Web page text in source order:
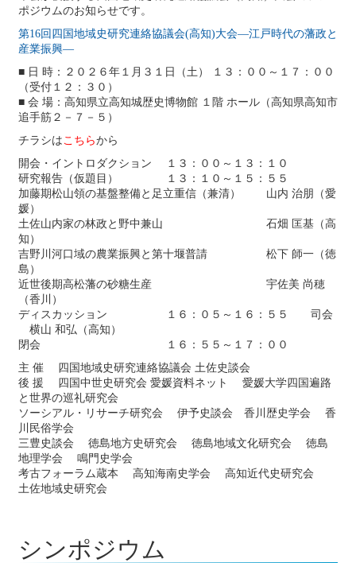
ポジウムのお知らせです。
第16回四国地域史研究連絡協議会(高知)大会―江戸時代の藩政と
産業振興―
■ 日 時：２０２６年１月３１日（土） １３：００～１７：００
（受付１２：３０）
■ 会 場：高知県立高知城歴史博物館 １階 ホール（高知県高知市
追手筋２－７－５）
チラシはこちらから
開会・イントロダクション １３：００～１３：１０
研究報告（仮題目） １３：１０～１５：５５
加藤期松山領の基盤整備と足立重信（兼清） 山内 治朋（愛
媛）
土佐山内家の林政と野中兼山 石畑 匡基（高
知）
吉野川河口域の農業振興と第十堰普請 松下 師一（徳
島）
近世後期高松藩の砂糖生産 宇佐美 尚穂
（香川）
ディスカッション １６：０５～１６：５５ 司会
横山 和弘（高知）
閉会 １６：５５～１７：００
主 催 四国地域史研究連絡協議会 土佐史談会
後 援 四国中世史研究会 愛媛資料ネット 愛媛大学四国遍路
と世界の巡礼研究会
ソーシアル・リサーチ研究会 伊予史談会 香川歴史学会 香
川民俗学会
三豊史談会 徳島地方史研究会 徳島地域文化研究会 徳島
地理学会 鳴門史学会
考古フォーラム蔵本 高知海南史学会 高知近代史研究会
土佐地域史研究会
シンポジウム